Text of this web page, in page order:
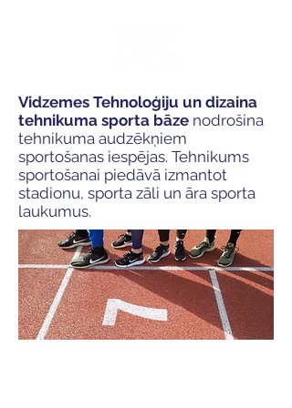
Vidzemes Tehnoloģiju un dizaina
tehnikuma sporta bāze nodrošina
tehnikuma audzēkņiem
sportošanas iespējas. Tehnikums
sportošanai piedāvā izmantot
stadionu, sporta zāli un āra sporta
laukumus.